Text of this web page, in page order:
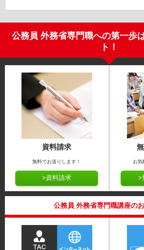
公務員 外務省専門職への第一歩
ト！
資料請求
無料でお送りします！
>資料請求
お気
>
公務員 外務省専門職講座の